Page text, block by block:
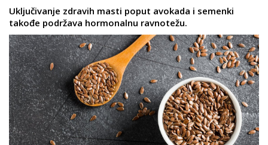
Uključivanje zdravih masti poput avokada i semenki
takođe podržava hormonalnu ravnotežu.